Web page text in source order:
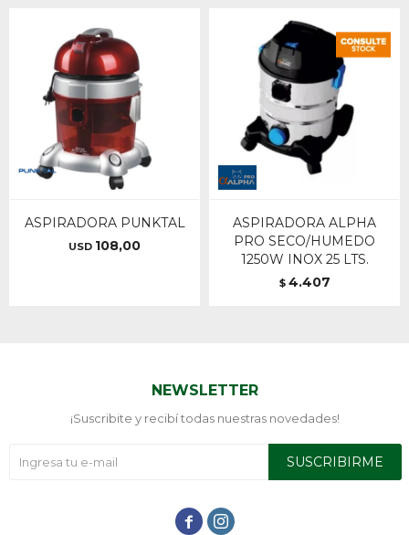
ASPIRADORA PUNKTAL
USD 108,00
ASPIRADORA ALPHA
PRO SECO/HUMEDO
1250W INOX 25 LTS.
$ 4.407
NEWSLETTER
¡Suscribite y recibí todas nuestras novedades!
SUSCRIBIRME
 